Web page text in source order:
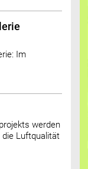
Im
werden
die Luftqualität